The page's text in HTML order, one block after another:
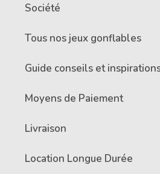
Société
Tous nos jeux gonflables
Guide conseils et
Moyens de Paiement
Livraison
Location Longue Durée